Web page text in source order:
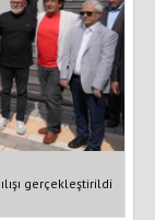
gerçekleştirildi